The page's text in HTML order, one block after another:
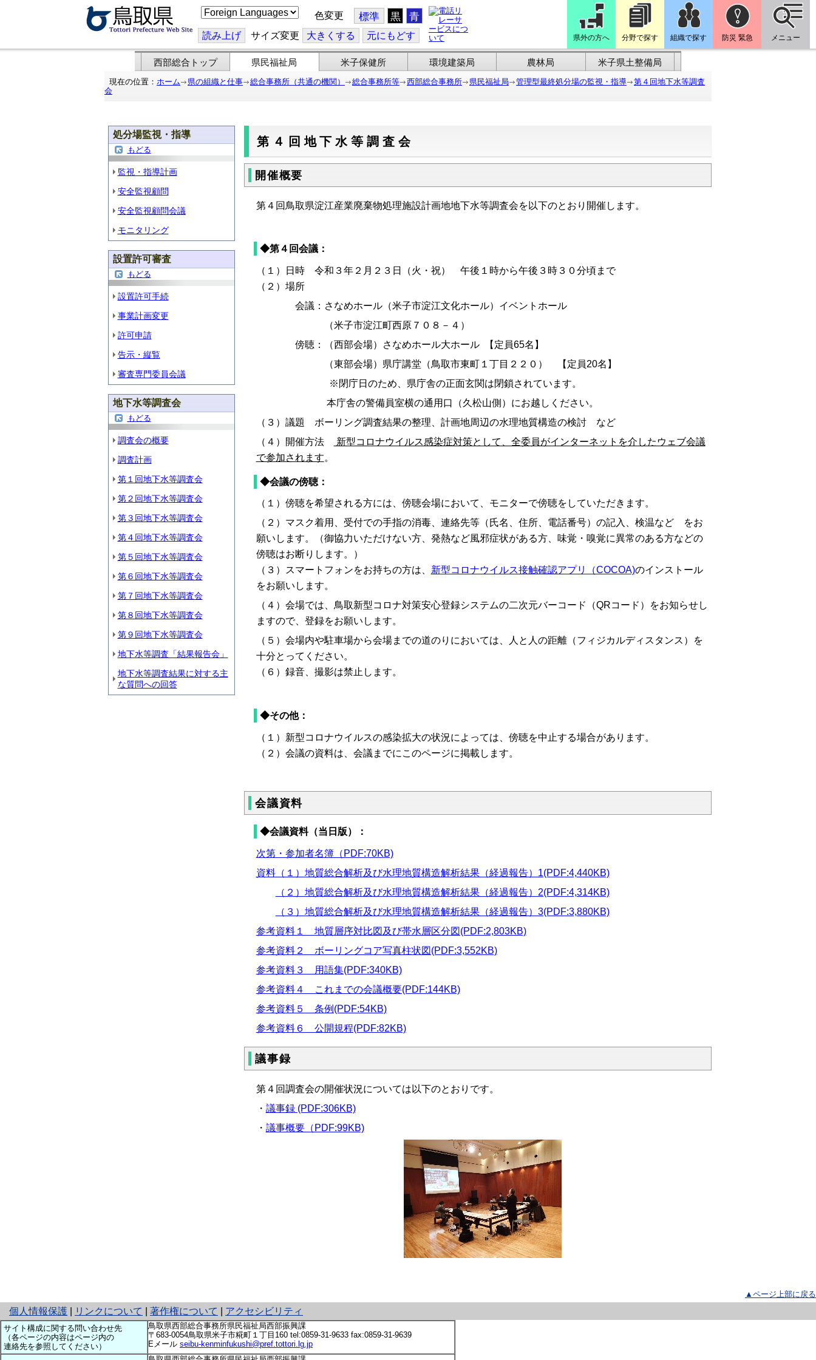
こ
の
ジ
を
翻
訳
す
色変更 標準 黒 青
読み上げ サイズ変更 大きくする 元にもどす 県外の方へ 分野で探す 組織で探す 防災 緊急 メニュー
西部総合トップ 県民福祉局 米子保健所 環境建築局 農林局 米子県土整備局
現在の位置： ホーム 県の組織と仕事 総合事務所（共通の機関） 総合事務所等 西部総合事務所 県民福祉局 管理型最終処分場の監視・指導
第４回地下水等調査
会
処分場監視・指導
もどる
監視・指導計画
安全監視顧問
安全監視顧問会議
モニタリング
設置許可審査
もどる
設置許可手続
事業計画変更
許可申請
告示・縦覧
審査専門委員会議
地下水等調査会
もどる
調査会の概要
調査計画
第１回地下水等調査会
第２回地下水等調査会
第３回地下水等調査会
第４回地下水等調査会
第５回地下水等調査会
第６回地下水等調査会
第７回地下水等調査会
第８回地下水等調査会
第９回地下水等調査会
地下水等調査「結果報告会」
地下水等調査結果に対する主
な質問への回答
第４回地下水等調査会
開催概要
第４回鳥取県淀江産業廃棄物処理施設計画地地下水等調査会を以下のとおり開催します。
◆第４回会議：
（１）日時 令和３年２月２３日（火・祝） 午後１時から午後３時３０分頃まで
（２）場所
会議：さなめホール（米子市淀江文化ホール）イベントホール
（米子市淀江町西原７０８－４）
傍聴：（西部会場）さなめホール大ホール 【定員65名】
（東部会場）県庁講堂（鳥取市東町１丁目２２０） 【定員20名】
※閉庁日のため、県庁舎の正面玄関は閉鎖されています。
本庁舎の警備員室横の通用口（久松山側）にお越しください。
（３）議題 ボーリング調査結果の整理、計画地周辺の水理地質構造の検討 など
（４）開催方法
新型コロナウイルス感染症対策として、全委員がインターネットを介したウェブ会議
で参加されます。
◆会議の傍聴：
（１）傍聴を希望される方には、傍聴会場において、モニターで傍聴をしていただきます。
（２）マスク着用、受付での手指の消毒、連絡先等（氏名、住所、電話番号）の記入、検温など をお
願いします。（御協力いただけない方、発熱など風邪症状がある方、味覚・嗅覚に異常のある方などの
傍聴はお断りします。）
（３）スマートフォンをお持ちの方は、 新型コロナウイルス接触確認アプリ（COCOA)のインストール
をお願いします。
（４）会場では、鳥取新型コロナ対策安心登録システムの二次元バーコード（QRコード）をお知らせし
ますので、登録をお願いします。
（５）会場内や駐車場から会場までの道のりにおいては、人と人の距離（フィジカルディスタンス）を
十分とってください。
（６）録音、撮影は禁止します。
◆その他：
（１）新型コロナウイルスの感染拡大の状況によっては、傍聴を中止する場合があります。
（２）会議の資料は、会議までにこのページに掲載します。
会議資料
◆会議資料（当日版）：
次第・参加者名簿（PDF:70KB)
資料（１）地質総合解析及び水理地質構造解析結果（経過報告）1(PDF:4,440KB)
（２）地質総合解析及び水理地質構造解析結果（経過報告）2(PDF:4,314KB)
（３）地質総合解析及び水理地質構造解析結果（経過報告）3(PDF:3,880KB)
参考資料１ 地質層序対比図及び帯水層区分図(PDF:2,803KB)
参考資料２ ボーリングコア写真柱状図(PDF:3,552KB)
参考資料３ 用語集(PDF:340KB)
参考資料４ これまでの会議概要(PDF:144KB)
参考資料５ 条例(PDF:54KB)
参考資料６ 公開規程(PDF:82KB)
議事録
第４回調査会の開催状況については以下のとおりです。
・ 議事録 (PDF:306KB)
・ 議事概要（PDF:99KB)
▲ページ上部に戻る
個人情報保護
と
り
ネ
ッ
ト
リンクについて 著作権について アクセシビリティ
サイト構成に関する問い合わせ先
（各ページの内容はページ内の
連絡先を参照してください）
鳥取県西部総合事務所県民福祉局西部振興課
〒683-0054鳥取県米子市糀町１丁目160 tel:0859-31-9633 fax:0859-31-9639
Eメール seibu-kenminfukushi@pref.tottori.lg.jp